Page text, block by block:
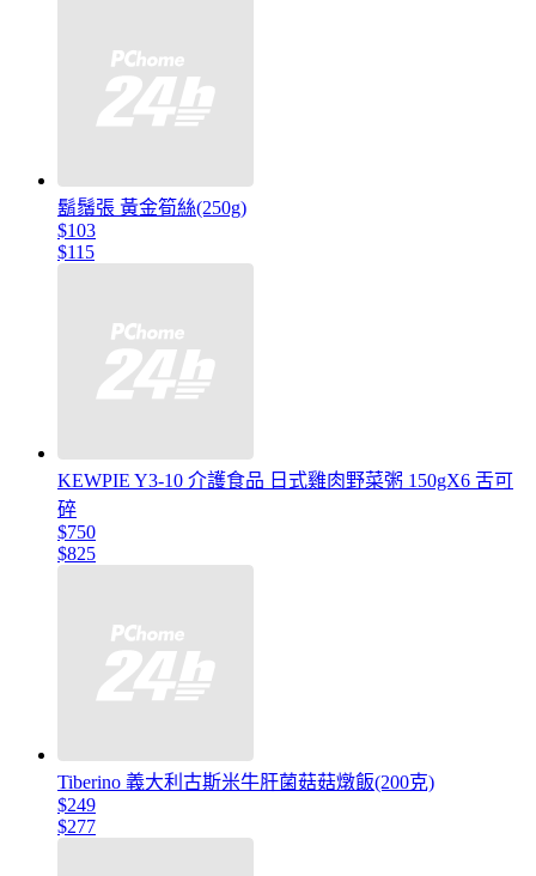
鬍鬚張 黃金筍絲(250g)
$103
$115
KEWPIE Y3-10 介護食品 日式雞肉野菜粥 150gX6 舌可
碎
$750
$825
Tiberino 義大利古斯米牛肝菌菇菇燉飯(200克)
$249
$277